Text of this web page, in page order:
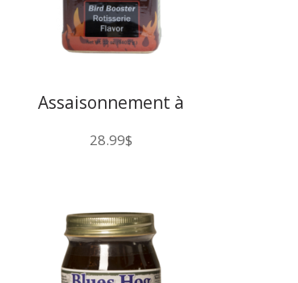
Assaisonnement à
rôtisserie Butcher BBQ
28.99$